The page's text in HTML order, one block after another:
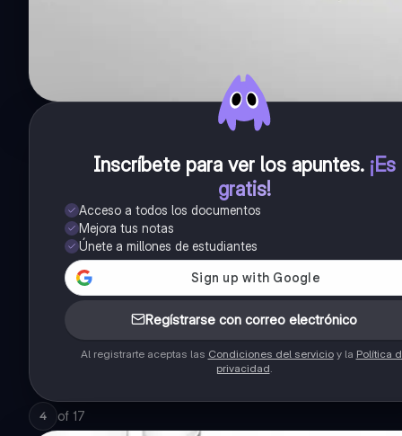
Inscríbete para ver los apuntes. ¡Es
gratis!
Acceso a todos los documentos
Mejora tus notas
Únete a millones de estudiantes
Regístrarse con correo electrónico
Al registrarte aceptas las Condiciones del servicioy la Política
privacidad.
4 of 17